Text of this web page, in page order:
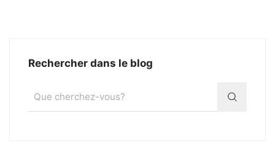
Rechercher dans le blog